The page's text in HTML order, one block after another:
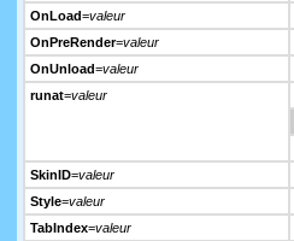
OnLoad=valeur
OnPreRender=valeur
OnUnload=valeur
runat=valeur
SkinID=valeur
Style=valeur
TabIndex=valeur